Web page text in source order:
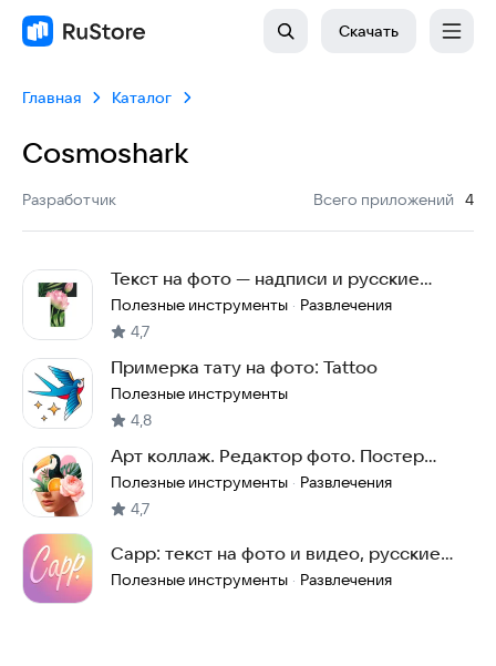
Скачать
Главная Каталог
Cosmoshark
Разработчик Всего приложений
: 4
Текст на фото — надписи и русские
шрифты
Полезные инструменты · Развлечения
4,7
Примерка тату на фото: Tattoo
Полезные инструменты
4,8
Арт коллаж. Редактор фото. Постер
макер: Dada
Полезные инструменты · Развлечения
4,7
Capp: текст на фото и видео, русские
шрифты
Полезные инструменты · Развлечения